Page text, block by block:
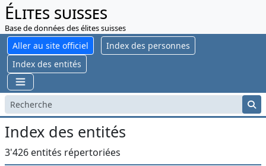
Élites suisses
Base de données des élites suisses
Aller au site officiel
Index des personnes
Index des entités
Index des entités
3'426 entités répertoriées